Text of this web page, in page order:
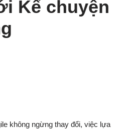
Kể chuyện
không ngừng thay đổi, việc lựa